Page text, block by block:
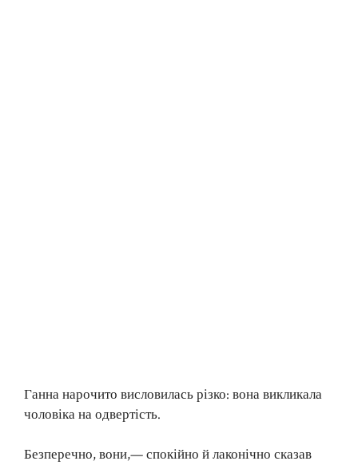
Ганна нарочито висловилась різко: вона викликала
чоловіка на одвертість.
Безперечно, вони,— спокійно й лаконічно сказав